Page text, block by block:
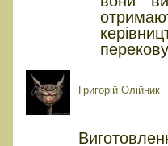
Григорій Олійник